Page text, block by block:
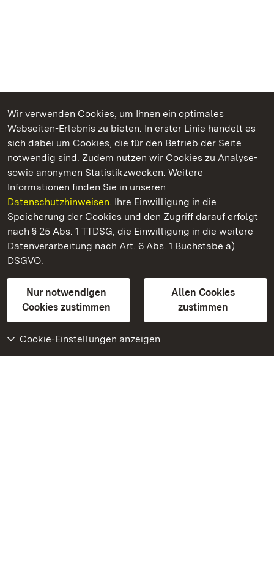
Wir verwenden Cookies, um Ihnen ein optimales
Webseiten-Erlebnis zu bieten. In erster Linie handelt es
sich dabei um Cookies, die für den Betrieb der Seite
notwendig sind. Zudem nutzen wir Cookies zu Analyse-
sowie anonymen Statistikzwecken. Weitere
Informationen finden Sie in unseren
Datenschutzhinweisen. Ihre Einwilligung in die
Speicherung der Cookies und den Zugriff darauf erfolgt
nach § 25 Abs. 1 TTDSG, die Einwilligung in die weitere
Datenverarbeitung nach Art. 6 Abs. 1 Buchstabe a)
DSGVO.
Nur notwendigen
Cookies zustimmen
Allen Cookies
zustimmen
Cookie-Einstellungen anzeigen
Kommen. Staunen. Genießen.
Kloster Maulbronn
Staatliche Schlösser und Gärten Baden-Württemberg
Kontakt
GebärdenspracheLeichte Sprache
Erklärung zur Barrierefreiheit
BITV-konform (geprüfte Seiten)
Weiteres